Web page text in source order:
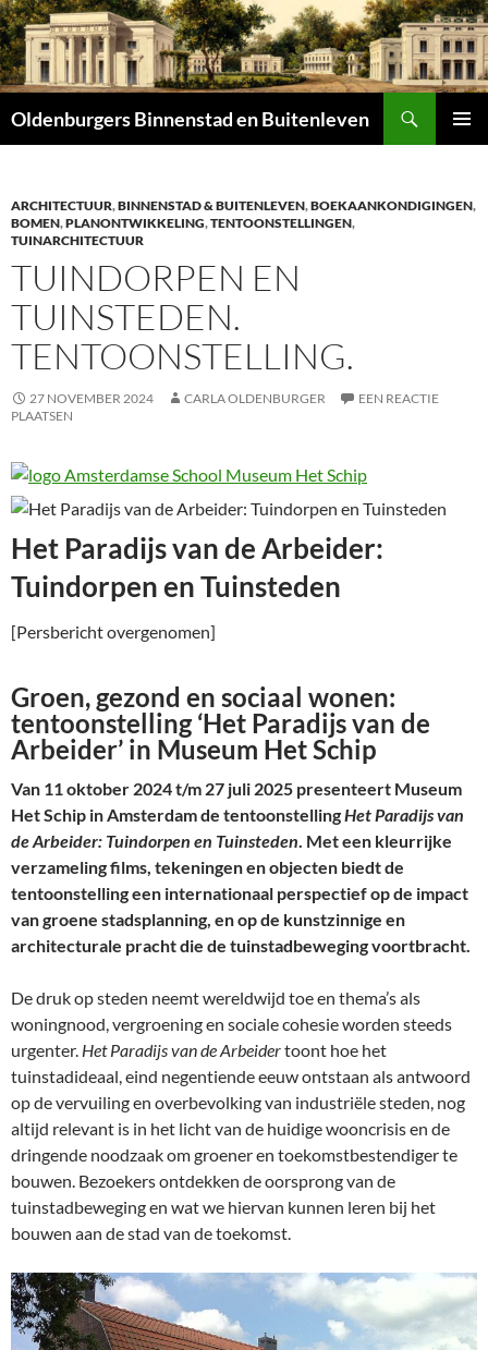
Oldenburgers Binnenstad en Buitenleven
ARCHITECTUUR,BINNENSTAD & BUITENLEVEN,BOEKAANKONDIGINGEN,
BOMEN,PLANONTWIKKELING,TENTOONSTELLINGEN,
TUINARCHITECTUUR
TUINDORPEN EN
TUINSTEDEN.
TENTOONSTELLING.
27 NOVEMBER 2024 CARLA OLDENBURGER
EEN REACTIE
PLAATSEN
Het Paradijs van de Arbeider:
Tuindorpen en Tuinsteden
[Persbericht overgenomen]
Groen, gezond en sociaal wonen:
tentoonstelling ‘Het Paradijs van de
Arbeider’ in Museum Het Schip
Van 11 oktober 2024 t/m 27 juli 2025 presenteert Museum
Het Schip in Amsterdam de tentoonstellingHet Paradijs van
de Arbeider: Tuindorpen en Tuinsteden. Met een kleurrijke
verzameling films, tekeningen en objecten biedt de
tentoonstelling een internationaal perspectief op de impact
van groene stadsplanning, en op de kunstzinnige en
architecturale pracht die de tuinstadbeweging voortbracht.
De druk op steden neemt wereldwijd toe en thema’s als
woningnood, vergroening en sociale cohesie worden steeds
urgenter. Het Paradijs van de Arbeidertoont hoe het
tuinstadideaal, eind negentiende eeuw ontstaan als antwoord
op de vervuiling en overbevolking van industriële steden, nog
altijd relevant is in het licht van de huidige wooncrisis en de
dringende noodzaak om groener en toekomstbestendiger te
bouwen. Bezoekers ontdekken de oorsprong van de
tuinstadbeweging en wat we hiervan kunnen leren bij het
bouwen aan de stad van de toekomst.